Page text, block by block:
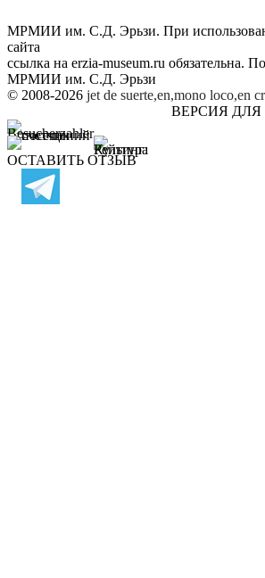
МРМИИ им. С.Д. Эрьзи. При
сайта
ссылка на erzia-museum.ru обязательна.
МРМИИ им. С.Д. Эрьзи
© 2008-2026 jet de suerte,en,mono loco,en
ВЕРСИЯ
ОСТАВИТЬ ОТЗЫВ